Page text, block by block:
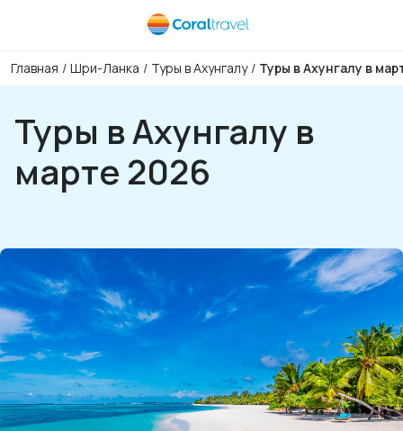
Главная / Шри-Ланка / Туры в Ахунгалу / Туры в Ахунгалу в
Туры в Ахунгалу в
марте 2026